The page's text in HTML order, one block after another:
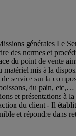
générales Le
des normes et
du point de vente
matériel mis à la
service sur la
du pain,
et présentations à
du client - Il
et répondre dans